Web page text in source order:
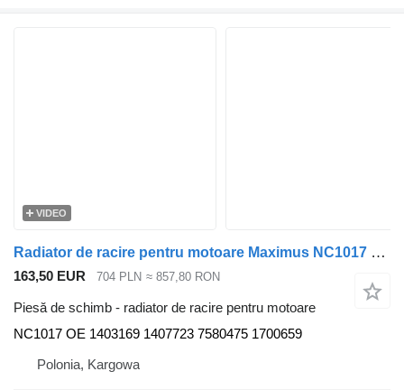
VIDEO
Radiator de racire pentru motoare Maximus NC1017 pentru camion DAF CF65
163,50 EUR 704 PLN ≈ 857,80 RON
Piesă de schimb - radiator de racire pentru motoare
NC1017 OE 1403169 1407723 7580475 1700659
Polonia, Kargowa